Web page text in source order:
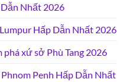
Nhất 2026
Hấp Dẫn Nhất 2026
xứ sở Phù Tang 2026
Penh Hấp Dẫn Nhất